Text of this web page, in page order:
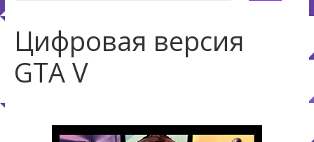
Цифровая версия
GTA V